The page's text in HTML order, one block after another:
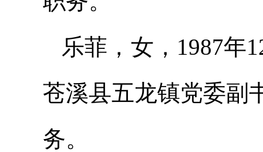
乐菲，女，1987年
苍溪县五龙镇党委副
务。